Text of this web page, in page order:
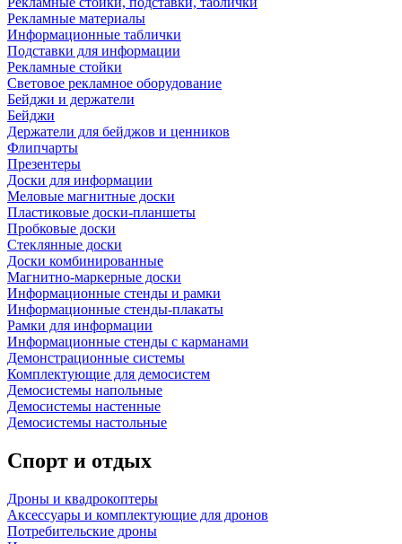
Рекламные материалы
Информационные таблички
Подставки для информации
Рекламные стойки
Световое рекламное оборудование
Бейджи и держатели
Бейджи
Держатели для бейджов и ценников
Флипчарты
Презентеры
Доски для информации
Меловые магнитные доски
Пластиковые доски-планшеты
Пробковые доски
Стеклянные доски
Доски комбинированные
Магнитно-маркерные доски
Информационные стенды и рамки
Информационные стенды-плакаты
Рамки для информации
Информационные стенды с карманами
Демонстрационные системы
Комплектующие для демосистем
Демосистемы напольные
Демосистемы настенные
Демосистемы настольные
Спорт и отдых
Дроны и квадрокоптеры
Аксессуары и комплектующие для дронов
Потребительские дроны